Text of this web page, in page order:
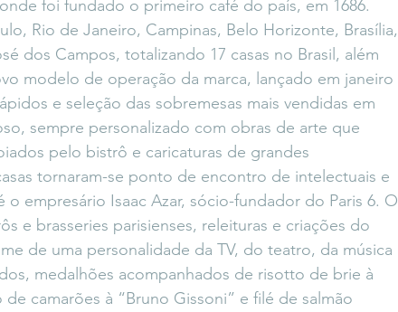
foi fundado o primeiro café do país, em 1686.
Rio de Janeiro, Campinas, Belo Horizonte, Brasília,
dos Campos, totalizando 17 casas no Brasil, além
modelo de operação da marca, lançado em janeiro
e seleção das sobremesas mais vendidas em
sempre personalizado com obras de arte que
pelo bistrô e caricaturas de grandes
tornaram-se ponto de encontro de intelectuais e
empresário Isaac Azar, sócio-fundador do Paris 6. O
e brasseries parisienses, releituras e criações do
de uma personalidade da TV, do teatro, da música
medalhões acompanhados de risotto de brie à
camarões à “Bruno Gissoni” e filé de salmão